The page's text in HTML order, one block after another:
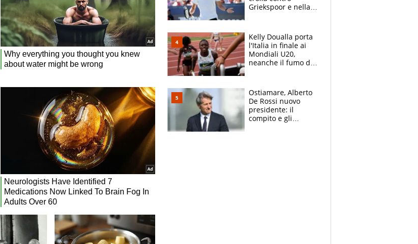
Griekspoor e nella
terzo. Quanti malori
a Montreal
Kelly Doualla porta
l'Italia in finale ai
Mondiali U20,
neanche il fumo di
Ostiamare, Alberto
De Rossi nuovo
presidente: il
compito e gli